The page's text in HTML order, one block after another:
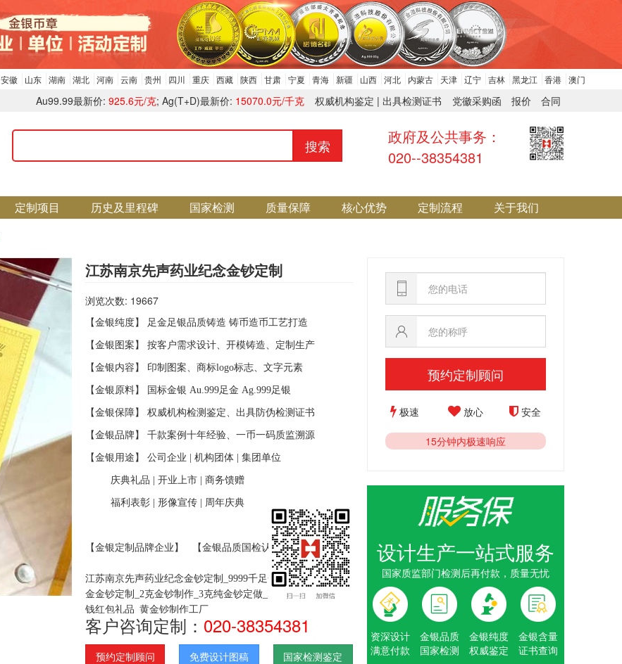
安徽 山东 湖南 湖北 河南 云南 贵州 四川 重庆 西藏 陕西 甘肃 宁夏 青海 新疆 山西 河北 内蒙古 天津 辽宁 吉林 黑龙江 香港 澳门
党徽采购函 报价 合同
权威机构鉴定 | 出具检测证书
Au99.99最新价: 925.6元/克; Ag(T+D)最新价: 15070.0元/千克
搜索
政府及公共事务：
020--38354381
定制项目 历史及里程碑 国家检测 质量保障 核心优势 定制流程 关于我们
江苏南京先声药业纪念金钞定制
浏览次数: 19667
【金银纯度】 足金足银品质铸造 铸币造币工艺打造
【金银图案】 按客户需求设计、开模铸造、定制生产
【金银内容】 印制图案、商标logo标志、文字元素
【金银原料】 国标金银 Au.999足金 Ag.999足银
【金银保障】 权威机构检测鉴定、出具防伪检测证书
【金银品牌】 千款案例十年经验、一币一码质监溯源
【金银用途】 公司企业 | 机构团体 | 集团单位
庆典礼品 | 开业上市 | 商务馈赠
福利表彰 | 形像宣传 | 周年庆典
【金银定制品牌企业】 【金银品质国检认证】
江苏南京先声药业纪念金钞定制_9999千足金金钞定制_1克黄
金金钞定制_2克金钞制作_3克纯金钞定做_5克纪念钞黄金压岁
钱红包礼品_黄金钞制作工厂
客户咨询定制： 020-38354381
预约定制顾问 免费设计图稿 国家检测鉴定
预约定制顾问
极速 放心 安全
15分钟内极速响应
设计生产一站式服务
国家质监部门检测后再付款，质量无忧
资深设计
满意付款
金银品质
国家检测
金银纯度
权威鉴定
金银含量
证书查询